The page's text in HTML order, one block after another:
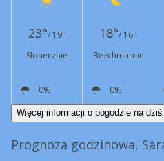
23°/ 19° 18°/ 16°
Słonecznie
Bezchmurnie
0%
0%
NE
10 km/h E
8 km/h
Więcej informacji o pogodzie na dziś
Prognoza godzinowa,